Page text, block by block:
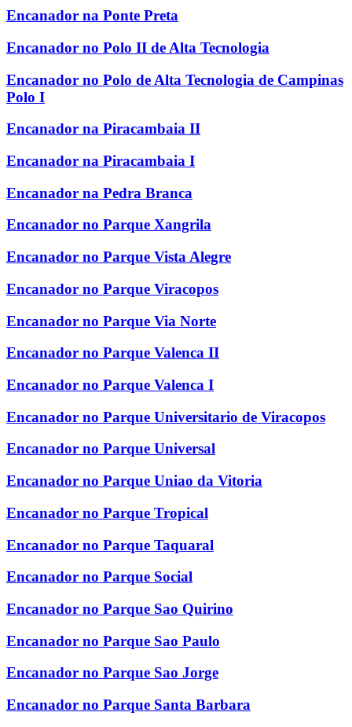
Encanador na Ponte Preta
Encanador no Polo II de Alta Tecnologia
Encanador no Polo de Alta Tecnologia de Campinas
Polo I
Encanador na Piracambaia II
Encanador na Piracambaia I
Encanador na Pedra Branca
Encanador no Parque Xangrila
Encanador no Parque Vista Alegre
Encanador no Parque Viracopos
Encanador no Parque Via Norte
Encanador no Parque Valenca II
Encanador no Parque Valenca I
Encanador no Parque Universitario de Viracopos
Encanador no Parque Universal
Encanador no Parque Uniao da Vitoria
Encanador no Parque Tropical
Encanador no Parque Taquaral
Encanador no Parque Social
Encanador no Parque Sao Quirino
Encanador no Parque Sao Paulo
Encanador no Parque Sao Jorge
Encanador no Parque Santa Barbara